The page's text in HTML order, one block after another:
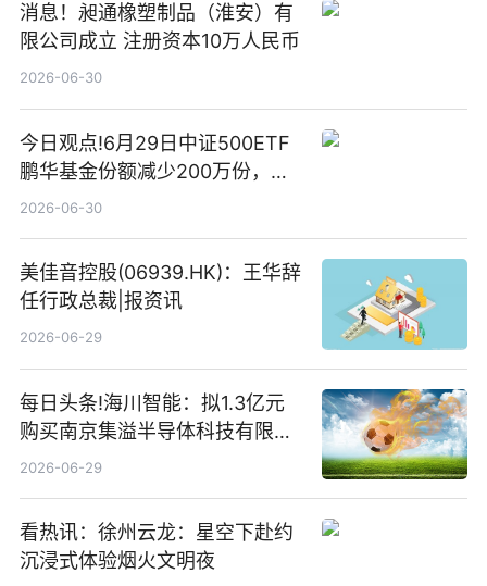
消息！昶通橡塑制品（淮安）有
限公司成立 注册资本10万人民币
2026-06-30
今日观点!6月29日中证500ETF
鹏华基金份额减少200万份，重
仓股亨通光电、赤峰黄金、佰维
2026-06-30
美佳音控股(06939.HK)：王华辞
任行政总裁|报资讯
2026-06-29
每日头条!海川智能：拟1.3亿元
购买南京集溢半导体科技有限公
司15.3%股权
2026-06-29
看热讯：徐州云龙：星空下赴约
沉浸式体验烟火文明夜